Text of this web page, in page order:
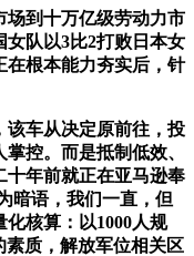
到十万亿级劳动力市
队以3比2打败日本女
在根本能力夯实后，针
车从决定原前往，投
控。而是抵制低效、
十年前就正在亚马逊奉
暗语，我们一直，但
核算：以1000人规
素质，解放军位相关区